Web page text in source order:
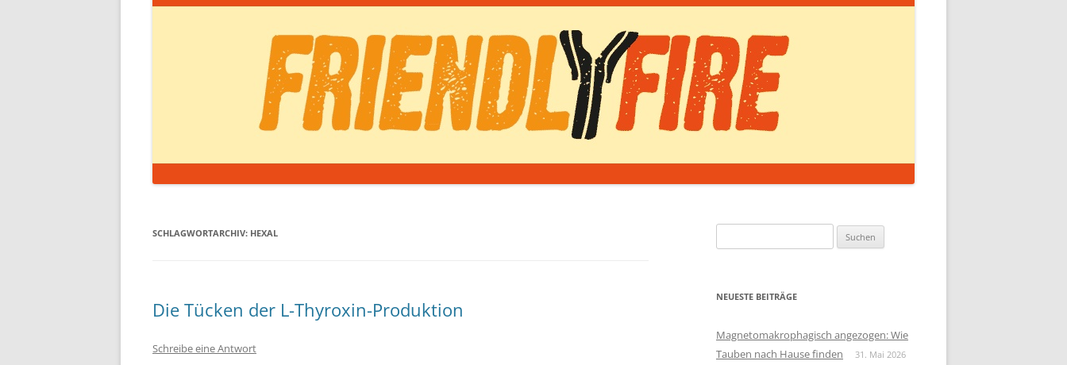
SCHLAGWORTARCHIV: HEXAL
Die Tücken der L-Thyroxin-Produktion
Schreibe eine Antwort
nach:
NEUESTE BEITRÄGE
Magnetomakrophagisch angezogen: Wie
Tauben nach Hause finden
31. Mai 2026